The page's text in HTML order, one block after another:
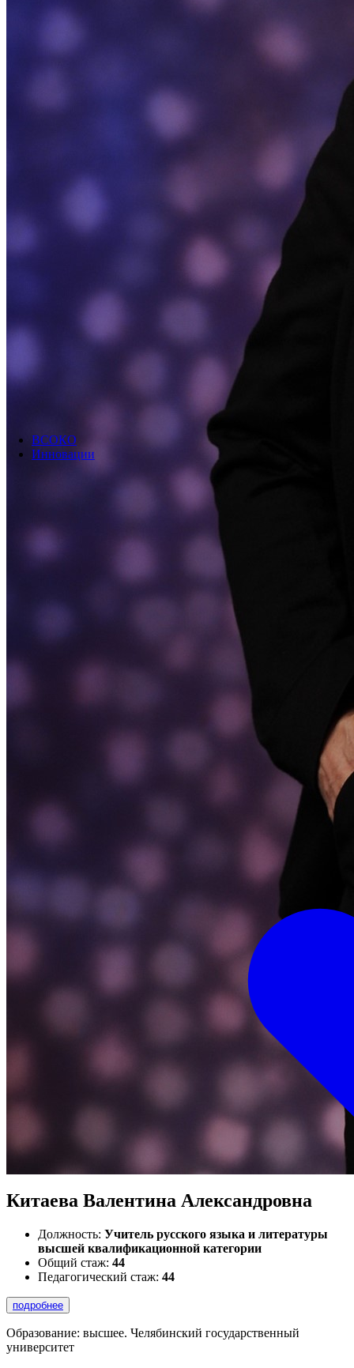
ВСОКО
Инновации
Китаева Валентина Александровна
Должность: Учитель русского языка и литературы
высшей квалификационной категории
Общий стаж: 44
Педагогический стаж: 44
подробнее
Образование: высшее. Челябинский государственный
университет